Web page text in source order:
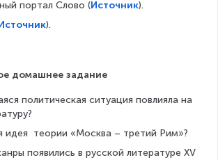
портал Слово (Источник).
).
домашнее задание
политическая ситуация повлияла на
идея  теории «Москва – третий Рим»?
появились в русской литературе XV